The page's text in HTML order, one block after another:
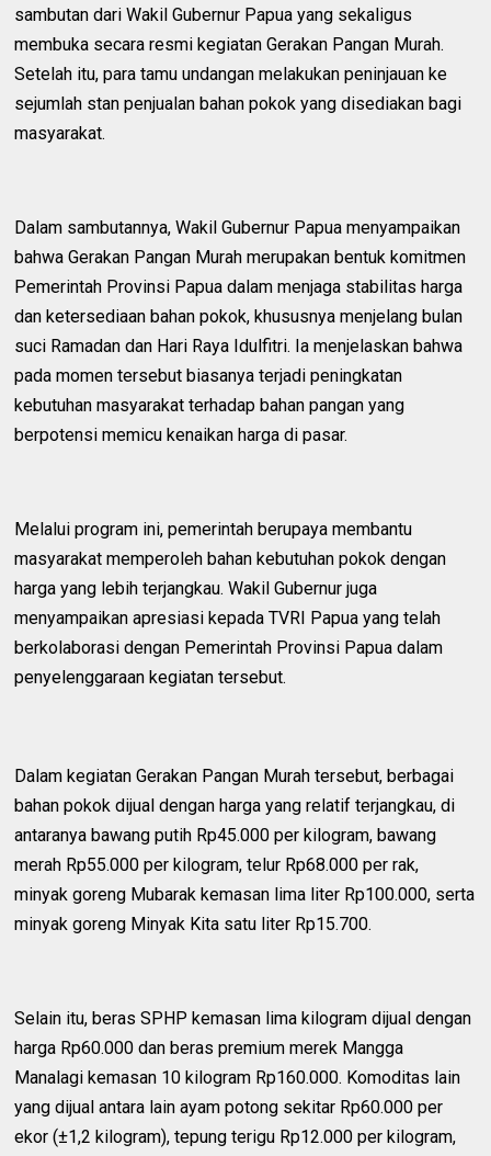
sambutan dari Wakil Gubernur Papua yang sekaligus
membuka secara resmi kegiatan Gerakan Pangan Murah.
Setelah itu, para tamu undangan melakukan peninjauan ke
sejumlah stan penjualan bahan pokok yang disediakan bagi
masyarakat.
Dalam sambutannya, Wakil Gubernur Papua menyampaikan
bahwa Gerakan Pangan Murah merupakan bentuk komitmen
Pemerintah Provinsi Papua dalam menjaga stabilitas harga
dan ketersediaan bahan pokok, khususnya menjelang bulan
suci Ramadan dan Hari Raya Idulfitri. Ia menjelaskan bahwa
pada momen tersebut biasanya terjadi peningkatan
kebutuhan masyarakat terhadap bahan pangan yang
berpotensi memicu kenaikan harga di pasar.
Melalui program ini, pemerintah berupaya membantu
masyarakat memperoleh bahan kebutuhan pokok dengan
harga yang lebih terjangkau. Wakil Gubernur juga
menyampaikan apresiasi kepada TVRI Papua yang telah
berkolaborasi dengan Pemerintah Provinsi Papua dalam
penyelenggaraan kegiatan tersebut.
Dalam kegiatan Gerakan Pangan Murah tersebut, berbagai
bahan pokok dijual dengan harga yang relatif terjangkau, di
antaranya bawang putih Rp45.000 per kilogram, bawang
merah Rp55.000 per kilogram, telur Rp68.000 per rak,
minyak goreng Mubarak kemasan lima liter Rp100.000, serta
minyak goreng Minyak Kita satu liter Rp15.700.
Selain itu, beras SPHP kemasan lima kilogram dijual dengan
harga Rp60.000 dan beras premium merek Mangga
Manalagi kemasan 10 kilogram Rp160.000. Komoditas lain
yang dijual antara lain ayam potong sekitar Rp60.000 per
ekor (±1,2 kilogram), tepung terigu Rp12.000 per kilogram,